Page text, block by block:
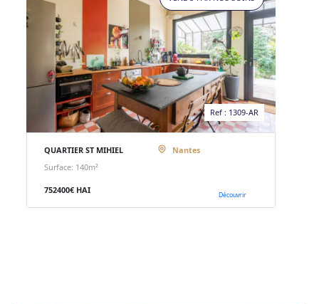
Ref : 1309-AR
QUARTIER ST MIHIEL
Nantes
Surface: 140m²
752400€ HAI Découvrir